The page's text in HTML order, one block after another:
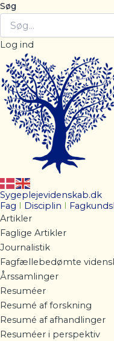
Søg
Log ind
Sygeplejevidenskab.dk
Fag
Disciplin
Artikler
Faglige Artikler
Journalistik
Fagfællebedømte
Årssamlinger
Resuméer
Resumé af forskning
Resumé af afhandlinger
Resuméer i perspektiv